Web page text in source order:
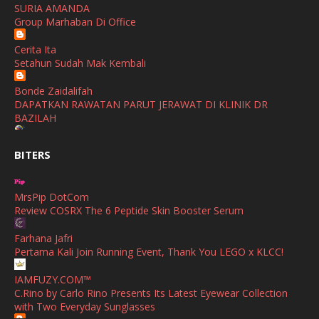
November
October
August
July
June
April
February (4)
January
December (12)
SHALIMAR YUSOF
Selamat Maju Jaya Untuk Puan Intan
Show All
SURIA AMANDA
Group Marhaban Di Office
Cerita Ita
Setahun Sudah Mak Kembali
Bonde Zaidalifah
DAPATKAN RAWATAN PARUT JERAWAT DI KLINIK DR
BAZILAH
Huawei Pura 90s Series & Huawei Freeclip 2 S Now Available
Azlinda Alin Malaysian Parenting Lifestyle Beauty Blogs
HUAWEI PURA 90s SERIES MOBILE IMAGING AND ALL-
SCENARIO INNOVATION
Shuhaida Kabdy
Sanah Helwah Adik Sayang
Cerita Ceriti Ceritu Mamapipie
Senarai Lengkap 24 Hotel, Resort & Chalet di Teluk Nipah
BITERS
MrsPip DotCom
Review COSRX The 6 Peptide Skin Booster Serum
Farhana Jafri
Pertama Kali Join Running Event, Thank You LEGO x KLCC!
IAMFUZY.COM™
C.Rino by Carlo Rino Presents Its Latest Eyewear Collection
with Two Everyday Sunglasses